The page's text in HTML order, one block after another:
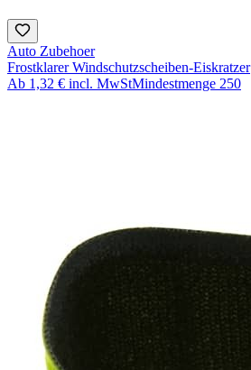
Auto Zubehoer
Frostklarer Windschutzscheiben-Eiskratzer
Ab 1,32 € incl. MwStMindestmenge 250